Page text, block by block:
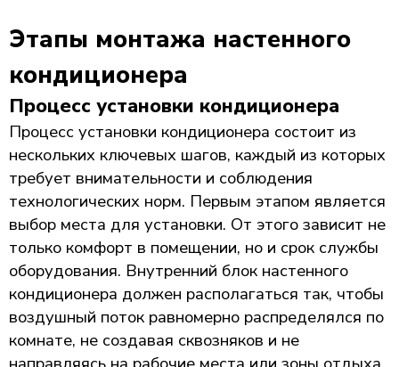
Этапы монтажа настенного
кондиционера
Процесс установки кондиционера
Процесс установки кондиционера состоит из
нескольких ключевых шагов, каждый из которых
требует внимательности и соблюдения
технологических норм. Первым этапом является
выбор места для установки. От этого зависит не
только комфорт в помещении, но и срок службы
оборудования. Внутренний блок настенного
кондиционера должен располагаться так, чтобы
воздушный поток равномерно распределялся по
комнате, не создавая сквозняков и не